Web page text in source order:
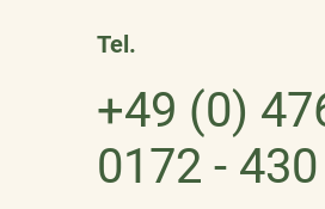
Tel.
+49 (0)
0172 -